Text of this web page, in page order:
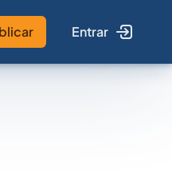
Entrar